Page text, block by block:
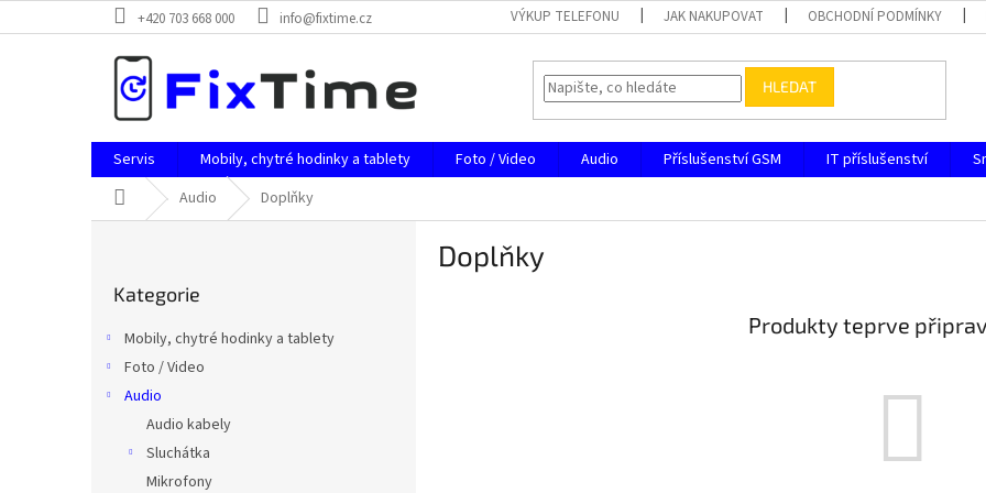
na
+420 703 668 000 info@fixtime.cz VÝKUP TELEFONU JAK NAKUPOVAT OBCHODNÍ PODMÍNKY
HLEDAT
Servis Mobily, chytré hodinky a tablety Foto / Video Audio Příslušenství GSM IT příslušenství
Domů Audio Doplňky
kategorie
Kategorie
Mobily, chytré hodinky a tablety
Foto / Video
Audio
Audio kabely
Sluchátka
Mikrofony
Doplňky
Produkty teprve